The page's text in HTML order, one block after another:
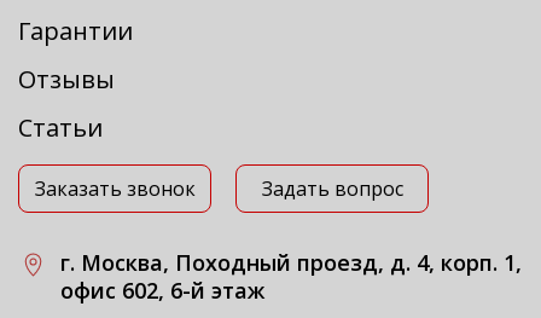
Гарантии
Отзывы
Статьи
Заказать звонок Задать вопрос
г. Москва, Походный проезд, д. 4, корп. 1,
офис 602, 6-й этаж